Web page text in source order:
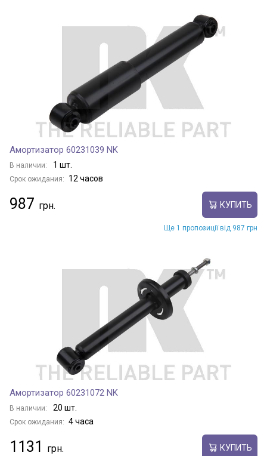
Амортизатор 60231039 NK
В наличии: 1 шт.
Срок ожидания: 12 часов
987 КУПИТЬ
Ще 1 пропозиції від 987 грн
Амортизатор 60231072 NK
В наличии: 20 шт.
Срок ожидания: 4 часа
1131 КУПИТЬ